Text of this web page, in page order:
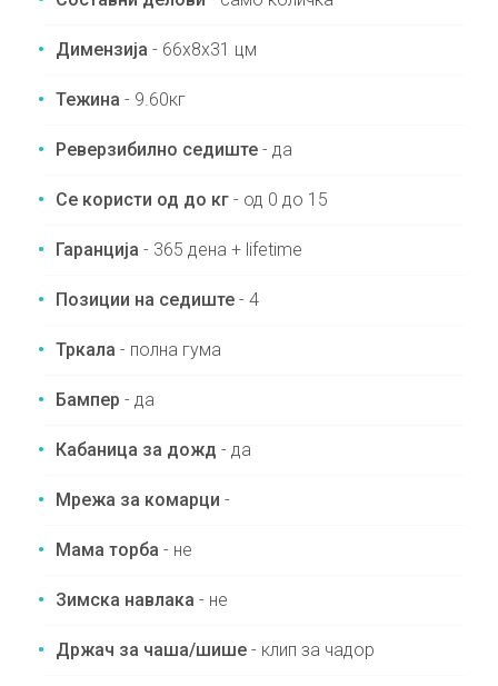
Димензија - 66x8x31 цм
Тежина - 9.60кг
Реверзибилно седиште - да
Се користи од до кг - од 0 до 15
Гаранција - 365 дена + lifetime
Позиции на седиште - 4
Тркала - полна гума
Бампер - да
Кабаница за дожд - да
Мрежа за комарци -
Мама торба - не
Зимска навлака - не
Држач за чаша/шише - клип за чадор